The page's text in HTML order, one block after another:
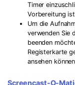
Timer
Vorbereitung
Um die
verwenden Sie
beenden
Registerkarte
ansehen
Screencast-O-